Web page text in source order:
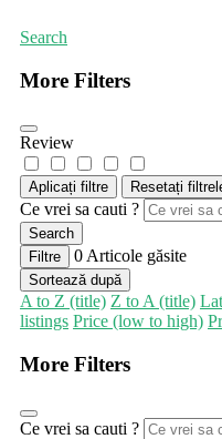
Search
More Filters
Review
Aplicați filtre Resetați
Ce vrei sa cauti ?
Search
Filtre
0 Articole găsite
Sortează după
A to Z (title) Z to A (title)
listings Price (low to high)
More Filters
Ce vrei sa cauti ?